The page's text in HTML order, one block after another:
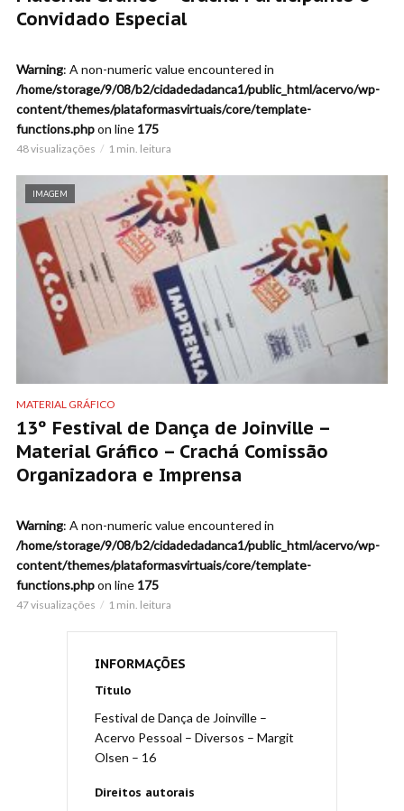
Convidado Especial
Warning: A non-numeric value encountered in
/home/storage/9/08/b2/cidadedadanca1/public_html/acervo/wp-
content/themes/plataformasvirtuais/core/template-
functions.phpon line 175
48 visualizações 1 min. leitura
IMAGEM
MATERIAL GRÁFICO
13º Festival de Dança de Joinville –
Material Gráfico – Crachá Comissão
Organizadora e Imprensa
Warning: A non-numeric value encountered in
/home/storage/9/08/b2/cidadedadanca1/public_html/acervo/wp-
content/themes/plataformasvirtuais/core/template-
functions.phpon line 175
47 visualizações 1 min. leitura
INFORMAÇÕES
Título
Festival de Dança de Joinville –
Acervo Pessoal – Diversos – Margit
Olsen – 16
Direitos autorais